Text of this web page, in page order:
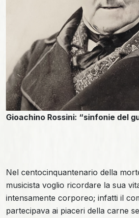
Gioachino Rossini: “sinfonie del
Nel centocinquantenario della
musicista voglio ricordare la sua
intensamente corporeo; infatti il
partecipava ai piaceri della carne